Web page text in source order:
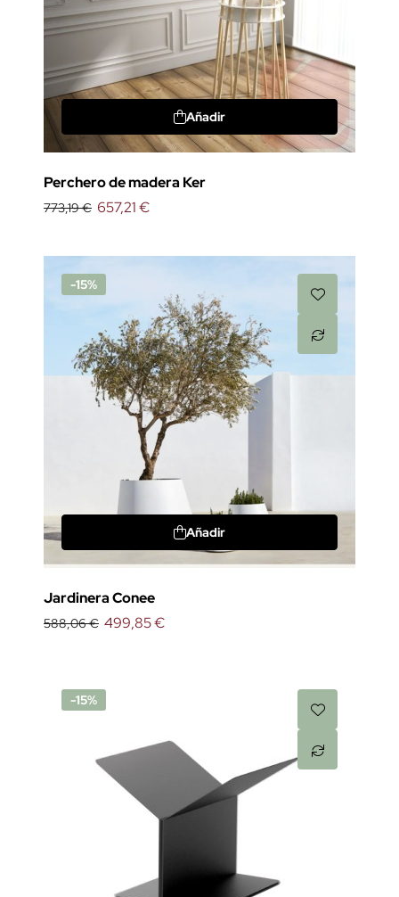
Añadir
Perchero de madera Ker
773,19 € 657,21 €
-15%
Añadir
Jardinera Conee
588,06 € 499,85 €
-15%